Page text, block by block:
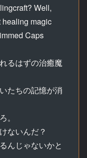
Well,
healing magic
Caps
るはずの治癒魔
たちの記憶が消
。
ないんだ？
んじゃないかと